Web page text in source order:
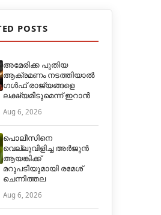
POSTS
അമേരിക്ക പുതിയ
ആക്രമണം നടത്തിയാൽ
ഗൾഫ് രാജ്യങ്ങളെ
ലക്ഷ്യമിടുമെന്ന്‌ ഇറാൻ
Aug 6, 2026
പൊലീസിനെ
വെല്ലുവിളിച്ച അര്‍ജുന്‍
ആയങ്കിക്ക്
മറുപടിയുമായി രമേശ്
ചെന്നിത്തല
Aug 6, 2026